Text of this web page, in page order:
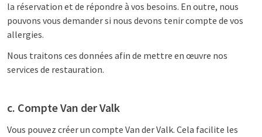
la réservation et de répondre à vos besoins. En outre, nous
pouvons vous demander si nous devons tenir compte de vos
allergies.
Nous traitons ces données afin de mettre en œuvre nos
services de restauration.
c. Compte Van der Valk
Vous pouvez créer un compte Van der Valk. Cela facilite les